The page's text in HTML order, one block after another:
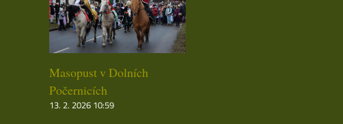
Masopust v Dolních
Počernicích
13. 2. 2026 10:59